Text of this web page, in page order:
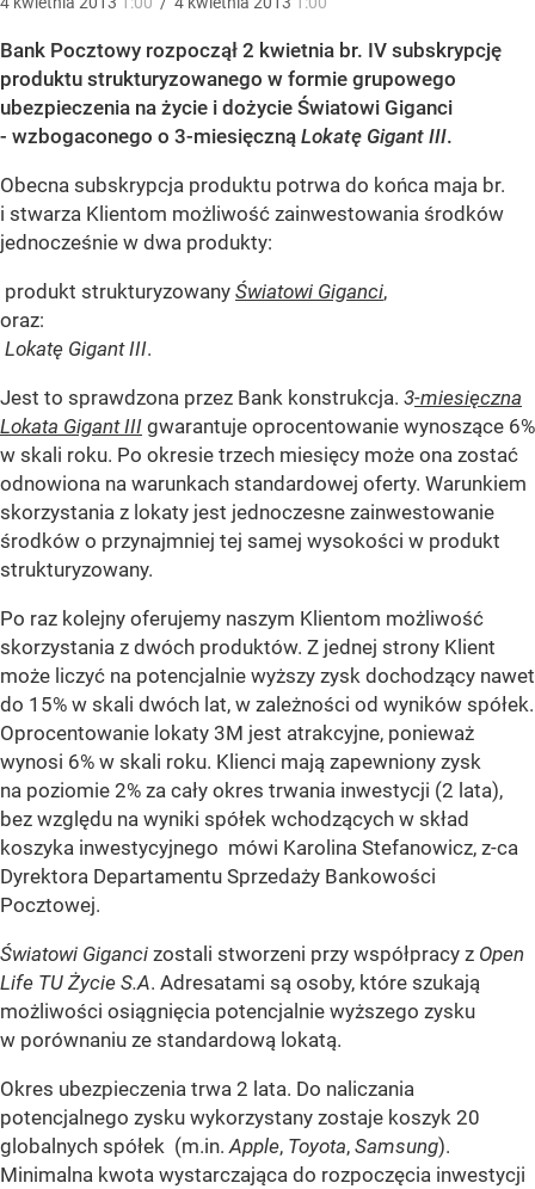
Bank Pocztowy rozpoczął 2 kwietnia br. IV subskrypcję
produktu strukturyzowanego w formie grupowego
ubezpieczenia na życie i dożycie Światowi Giganci
- wzbogaconego o 3-miesięczną Lokatę Gigant III.
Obecna subskrypcja produktu potrwa do końca maja br.
i stwarza Klientom możliwość zainwestowania środków
jednocześnie w dwa produkty:
produkt strukturyzowany Światowi Giganci,
oraz:
Lokatę Gigant III.
Jest to sprawdzona przez Bank konstrukcja. 3-miesięczna
Lokata Gigant III gwarantuje oprocentowanie wynoszące 6%
w skali roku. Po okresie trzech miesięcy może ona zostać
odnowiona na warunkach standardowej oferty. Warunkiem
skorzystania z lokaty jest jednoczesne zainwestowanie
środków o przynajmniej tej samej wysokości w produkt
strukturyzowany.
Po raz kolejny oferujemy naszym Klientom możliwość
skorzystania z dwóch produktów. Z jednej strony Klient
może liczyć na potencjalnie wyższy zysk dochodzący nawet
do 15% w skali dwóch lat, w zależności od wyników spółek.
Oprocentowanie lokaty 3M jest atrakcyjne, ponieważ
wynosi 6% w skali roku. Klienci mają zapewniony zysk
na poziomie 2% za cały okres trwania inwestycji (2 lata),
bez względu na wyniki spółek wchodzących w skład
koszyka inwestycyjnego mówi Karolina Stefanowicz, z-ca
Dyrektora Departamentu Sprzedaży Bankowości
Pocztowej.
Światowi Giganci zostali stworzeni przy współpracy z Open
Life TU Życie S.A. Adresatami są osoby, które szukają
możliwości osiągnięcia potencjalnie wyższego zysku
w porównaniu ze standardową lokatą.
Okres ubezpieczenia trwa 2 lata. Do naliczania
potencjalnego zysku wykorzystany zostaje koszyk 20
globalnych spółek (m.in.Apple, Toyota, Samsung).
Minimalna kwota wystarczająca do rozpoczęcia inwestycji